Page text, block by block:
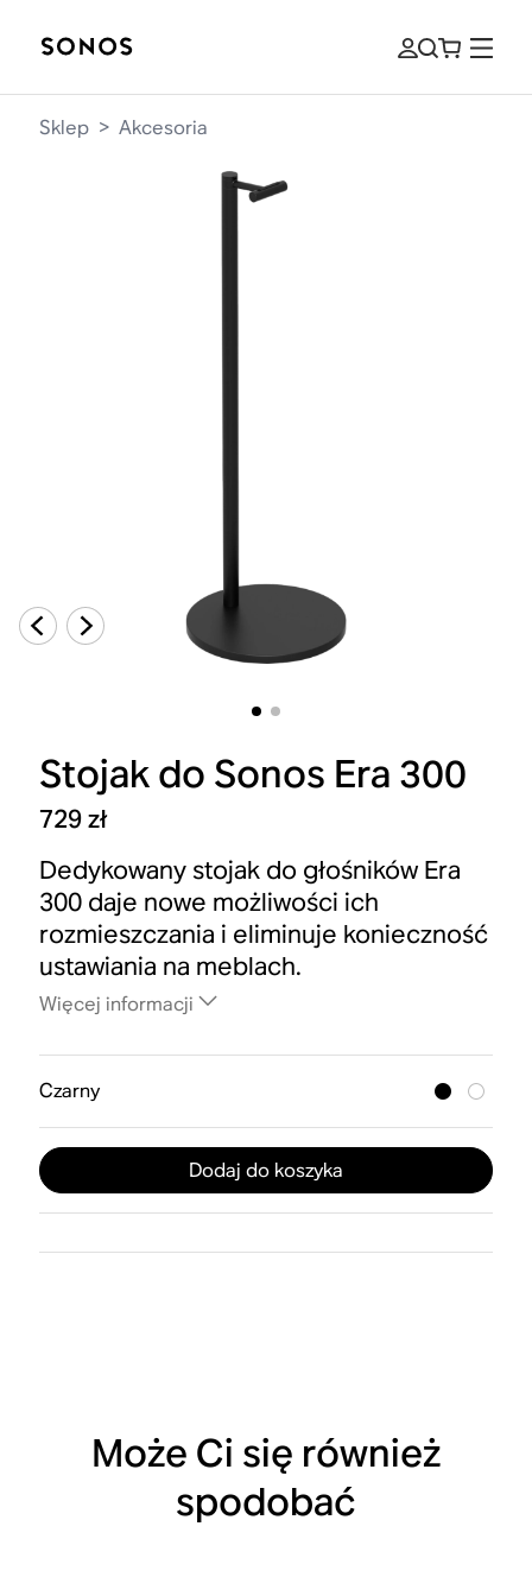
Sklep > Akcesoria
Stojak do Sonos Era 300
729 zł
Dedykowany stojak do głośników Era
300 daje nowe możliwości ich
rozmieszczania i eliminuje konieczność
ustawiania na meblach.
Więcej informacji
Czarny
Dodaj do koszyka
Może Ci się również
spodobać